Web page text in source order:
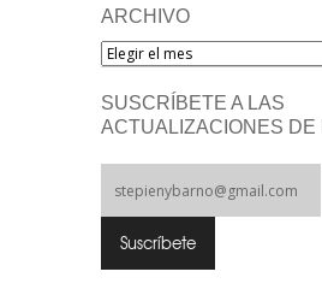
ARCHIVO
Archivo
SUSCRÍBETE A LAS
ACTUALIZACIONES DE